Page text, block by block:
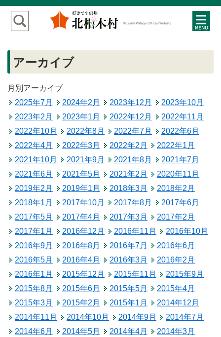
アーカイブ
月別アーカイブ
2025年7月
2024年2月 2023年12月
2023年10月
2023年2月
2023年1月 2022年12月
2022年11月
2022年10月
2022年8月 2022年7月
2022年6月
2022年4月
2022年3月 2022年2月
2022年1月
2021年10月
2021年9月 2021年8月
2021年7月
2021年6月
2021年5月 2021年2月
2020年11月
2019年2月
2019年1月 2018年3月
2018年2月
2018年1月
2017年10月 2017年8月
2017年6月
2017年5月
2017年4月 2017年3月
2017年2月
2017年1月
2016年12月 2016年11月
2016年10月
2016年9月
2016年8月 2016年7月
2016年6月
2016年5月
2016年4月 2016年3月
2016年2月
2016年1月
2015年12月 2015年11月
2015年9月
2015年8月
2015年6月 2015年5月
2015年4月
2015年3月
2015年2月 2015年1月
2014年12月
2014年11月
2014年10月 2014年9月
2014年7月
2014年6月
2014年5月 2014年4月
2014年3月